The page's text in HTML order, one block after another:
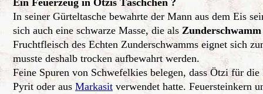
Ein Feuerzeug in Ötzis Täschchen ?
In seiner Gürteltasche bewahrte der Mann aus dem Eis
sich auch eine schwarze Masse, die als Zunderschwamm
Fruchtfleisch des Echten Zunderschwamms eignet sich
musste deshalb trocken aufbewahrt werden.
Feine Spuren von Schwefelkies belegen, dass Ötzi für
Pyrit oder aus Markasit verwendet hatte. Feuersteinkern